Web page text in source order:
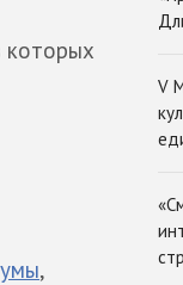
которых
,
V